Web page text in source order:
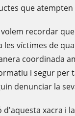
que
recordar
víctimes de
coordinada
i segur per
denunciar la
xacra i